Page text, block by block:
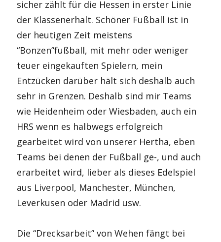
sicher zählt für die Hessen in erster Linie
der Klassenerhalt. Schöner Fußball ist in
der heutigen Zeit meistens
“Bonzen”fußball, mit mehr oder weniger
teuer eingekauften Spielern, mein
Entzücken darüber hält sich deshalb auch
sehr in Grenzen. Deshalb sind mir Teams
wie Heidenheim oder Wiesbaden, auch ein
HRS wenn es halbwegs erfolgreich
gearbeitet wird von unserer Hertha, eben
Teams bei denen der Fußball ge-, und auch
erarbeitet wird, lieber als dieses Edelspiel
aus Liverpool, Manchester, München,
Leverkusen oder Madrid usw.
Die “Drecksarbeit” von Wehen fängt bei